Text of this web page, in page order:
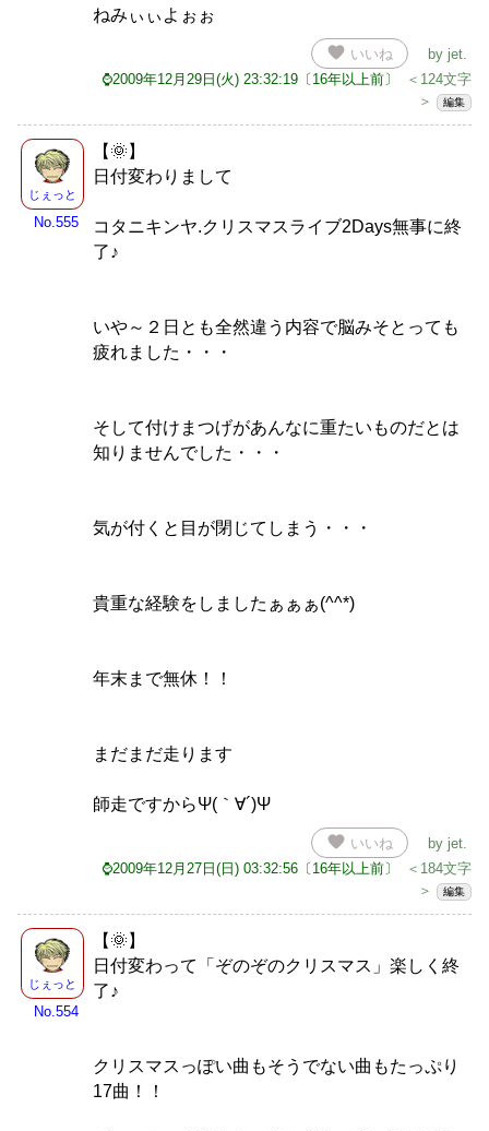
ねみぃぃよぉぉ
favorite いいね by jet
⌚2009年12月29日(火) 23:32:19〔16年以上前〕
＜124文字
＞
編集
じぇっと
No.555
【🌞】
日付変わりまして
コタニキンヤ.クリスマスライブ2Days無事に終
了♪
いや～２日とも全然違う内容で脳みそとっても
疲れました・・・
そして付けまつげがあんなに重たいものだとは
知りませんでした・・・
気が付くと目が閉じてしまう・・・
貴重な経験をしましたぁぁぁ(^^*)
年末まで無休！！
まだまだ走ります
師走ですからΨ(｀∀´)Ψ
favorite いいね by jet
⌚2009年12月27日(日) 03:32:56〔16年以上前〕
＜184文字
＞
編集
じぇっと
No.554
【🌞】
日付変わって「ぞのぞのクリスマス」楽しく終
了♪
クリスマスっぽい曲もそうでない曲もたっぷり
17曲！！